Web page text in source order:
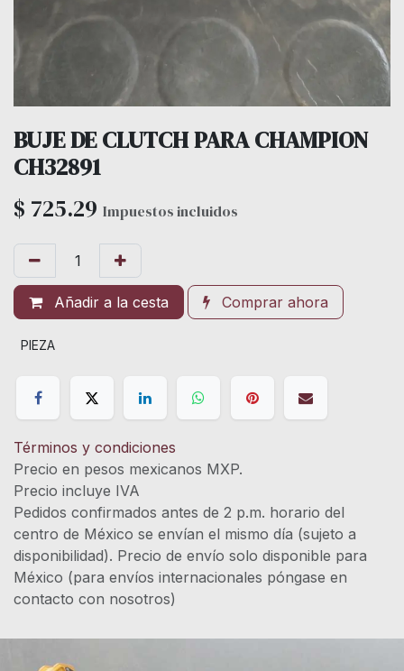
BUJE DE CLUTCH PARA CHAMPION
CH32891
$ 725.29 Impuestos incluidos
Añadir a la cesta Comprar ahora
PIEZA
Términos y condiciones
Precio en pesos mexicanos MXP.
Precio incluye IVA
Pedidos confirmados antes de 2 p.m. horario del
centro de México se envían el mismo día (sujeto a
disponibilidad). Precio de envío solo disponible para
México (para envíos internacionales póngase en
contacto con nosotros)